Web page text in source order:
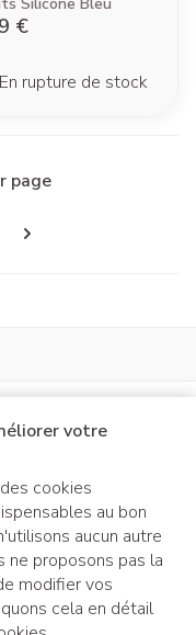
votre
cookies
au bon
aucun autre
ne proposons pas la
modifier vos
cela en détail
€
En rupture de stock
la page
page